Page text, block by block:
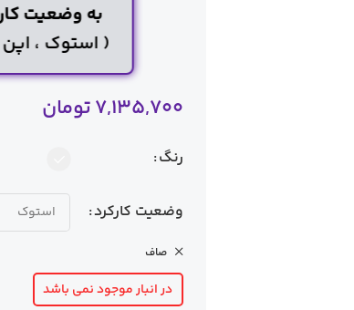
به وضعیت
( استوک ،
7,135,700تومان
رنگ
وضعیت کارکرد
صاف
در انبار موجود نمی باشد